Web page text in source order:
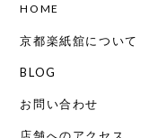
HOME
京都楽紙舘について
BLOG
お問い合わせ